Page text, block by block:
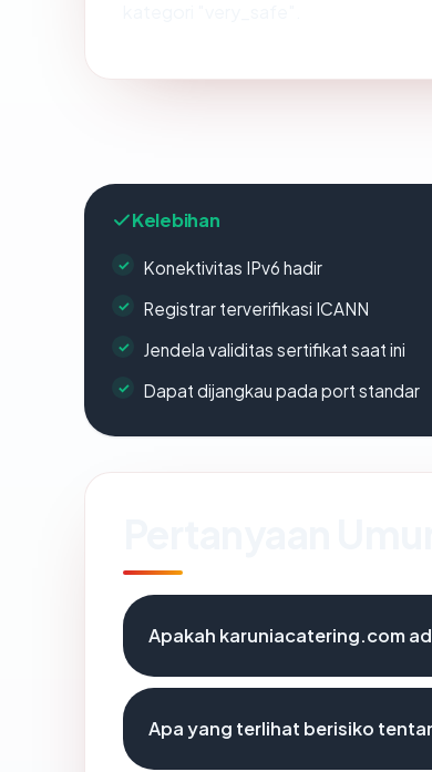
Kelebihan
Konektivitas IPv6 hadir
Registrar terverifikasi ICANN
Jendela validitas sertifikat saat ini
Dapat dijangkau pada port standar
Apakah karuniacatering.com
Apa yang terlihat berisiko